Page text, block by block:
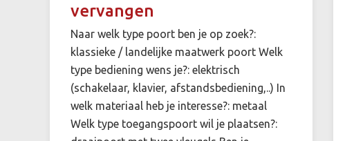
vervangen
Naar welk type poort ben je op zoek?:
klassieke / landelijke maatwerk poort Welk
type bediening wens je?: elektrisch
(schakelaar, klavier, afstandsbediening,..) In
welk materiaal heb je interesse?: metaal
Welk type toegangspoort wil je plaatsen?: